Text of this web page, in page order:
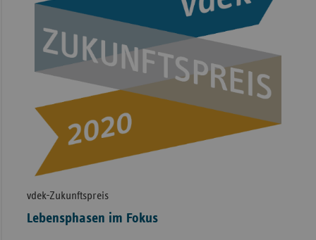
vdek-Zukunftspreis
Lebensphasen im Fokus